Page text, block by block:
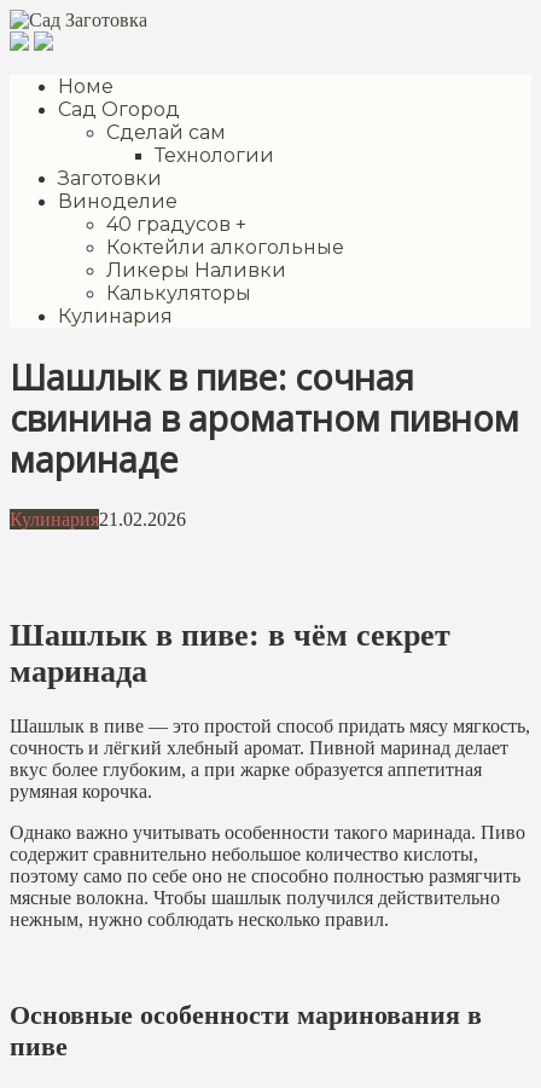
Перейти
к
Номе
Сад Огород
Сделай сам
Технологии
Заготовки
Виноделие
40 градусов +
Коктейли алкогольные
Ликеры Наливки
Калькуляторы
Кулинария
Шашлык в пиве: сочная
свинина в ароматном пивном
маринаде
Кулинария21.02.2026
Шашлык в пиве: в чём секрет
маринада
Шашлык в пиве — это простой способ придать мясу мягкость,
сочность и лёгкий хлебный аромат. Пивной маринад делает
вкус более глубоким, а при жарке образуется аппетитная
румяная корочка.
Однако важно учитывать особенности такого маринада. Пиво
содержит сравнительно небольшое количество кислоты,
поэтому само по себе оно не способно полностью размягчить
мясные волокна. Чтобы шашлык получился действительно
нежным, нужно соблюдать несколько правил.
Основные особенности маринования в
пиве